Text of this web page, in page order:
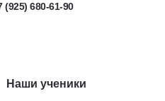
(925) 680-61-90
Наши ученики